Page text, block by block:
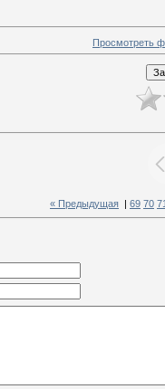
Просмотреть
« Предыдущая 69 70